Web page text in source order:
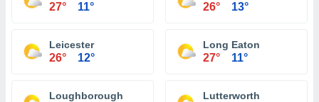
27° 11° 26° 13°
Leicester
26° 12°
Long Eaton
27° 11°
Loughborough Lutterworth